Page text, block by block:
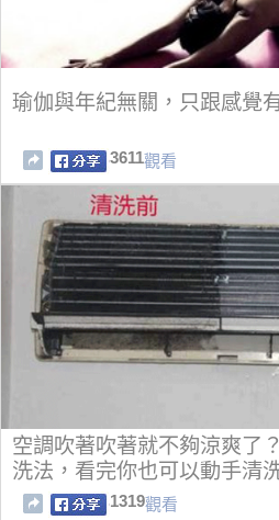
瑜伽與年紀無關，只跟感覺
3611觀看
空調吹著吹著就不夠涼爽了
洗法，看完你也可以動手清
1319觀看